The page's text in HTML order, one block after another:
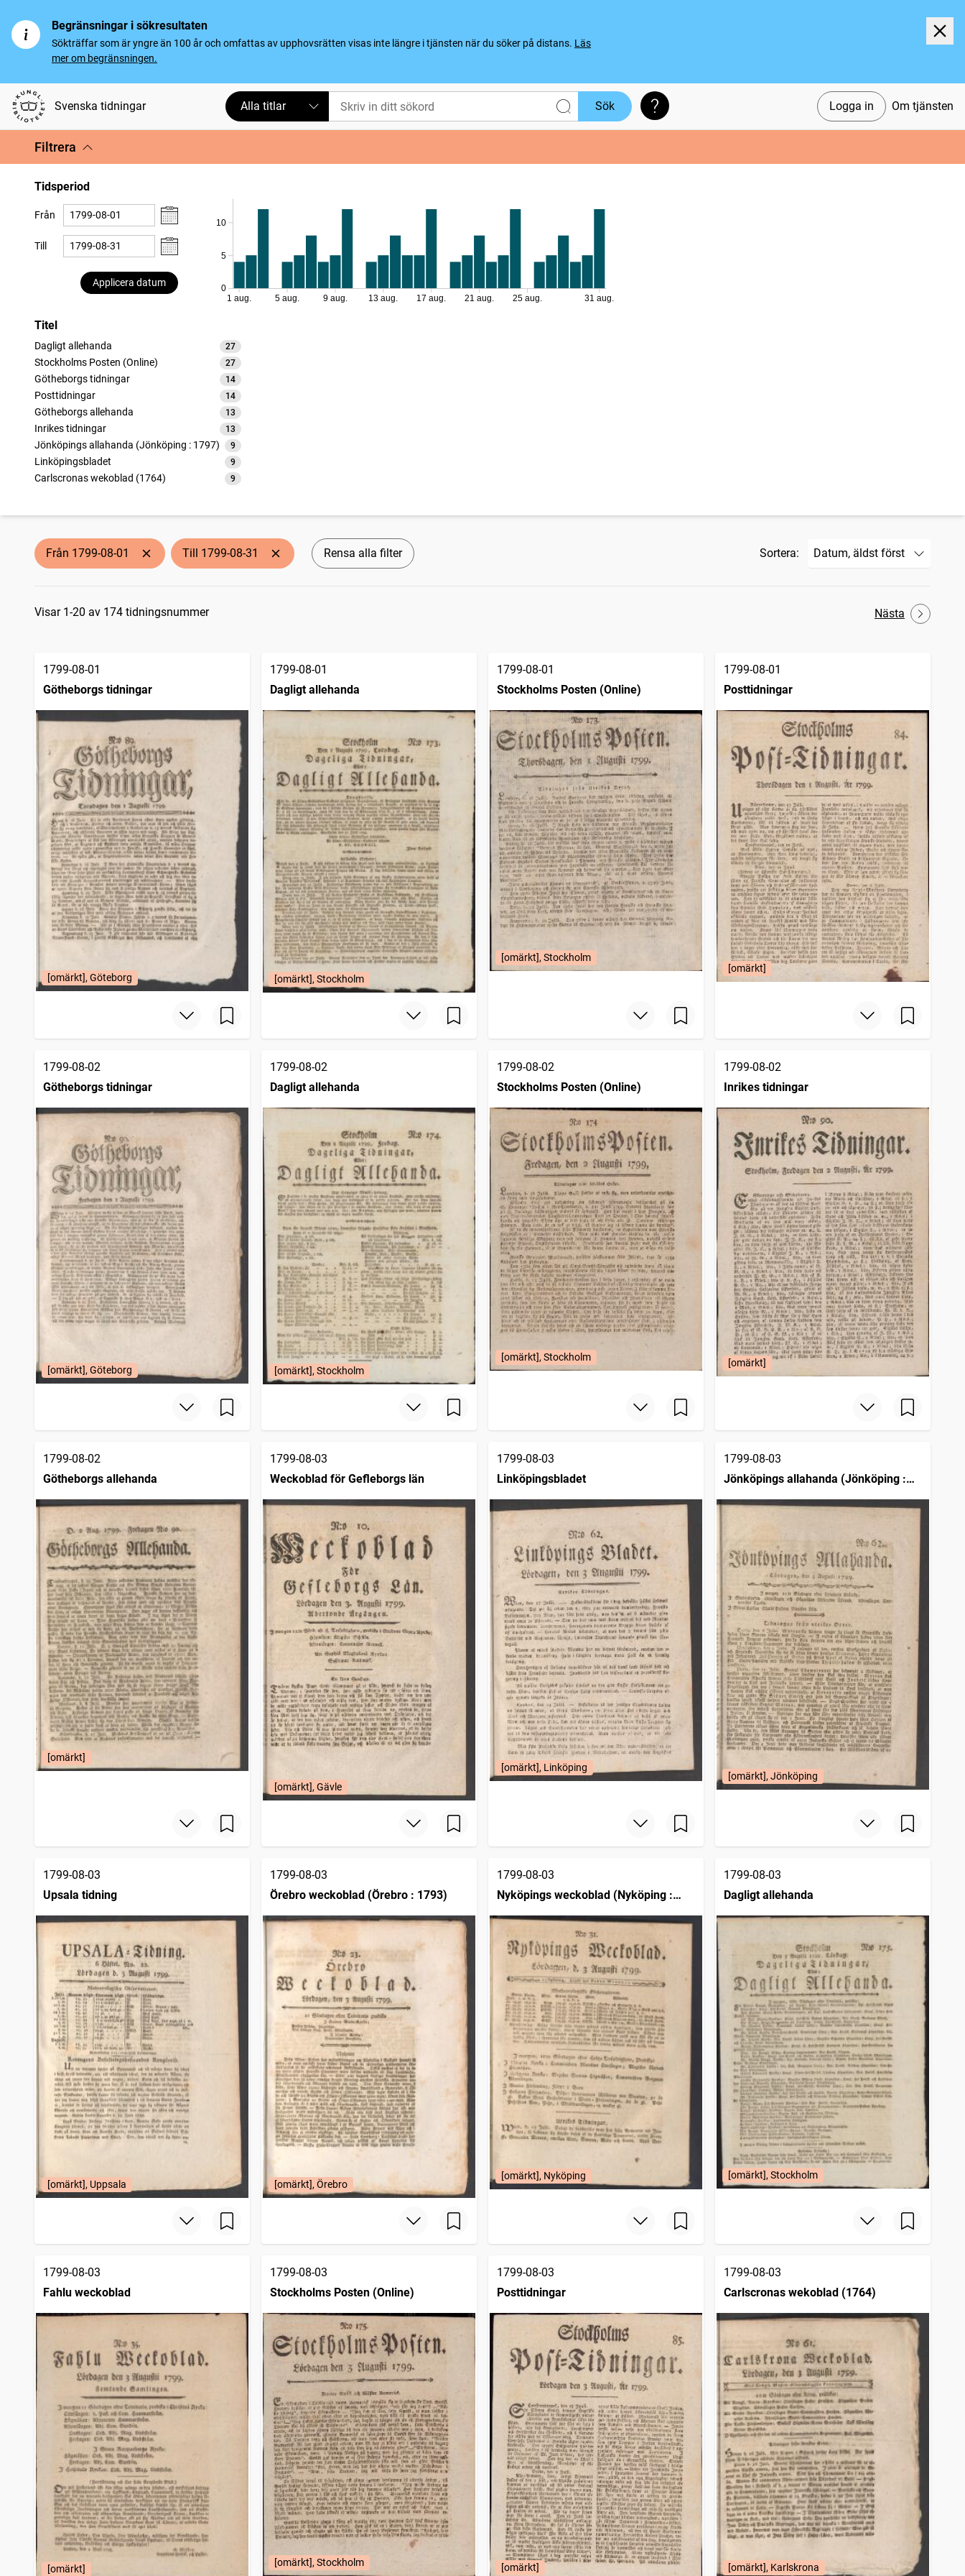
Begränsningar i sökresultaten
Sökträffar som är yngre än 100 år och omfattas av upphovsrätten visas inte längre i tjänsten när du söker på distans. Läs
mer om begränsningen.
Svenska tidningar Logga in Om tjänsten
Alla titlar Sök Söktips
Filtrera
Tidsperiod
Från
Till
Applicera datum
0
5
10
1 aug. 5 aug. 9 aug. 13 aug. 17 aug. 21 aug. 25 aug. 31 aug.
Titel
Dagligt allehanda 27
träffar
Stockholms Posten (Online)
27
träffar
Götheborgs tidningar
14
träffar
Posttidningar
14
träffar
Götheborgs allehanda
13
träffar
Inrikes tidningar
13
träffar
Jönköpings allahanda (Jönköping : 1797)
9
träffar
Linköpingsbladet
9
träffar
Carlscronas wekoblad (1764)
9
träffar
träffar
Weckoblad för Gefleborgs län
träffar
Örebro weckoblad (Örebro : 1793)
träffar
Åbo tidningar
träffar
Från 1799-08-01 Till 1799-08-31 Rensa alla filter Sortera:
Sökresultat
Visar 1-20 av 174 tidningsnummer Nästa
1799-08-01
Götheborgs tidningar
[omärkt], Göteborg
1799-08-01
Dagligt allehanda
[omärkt], Stockholm
1799-08-01
Stockholms Posten (Online)
[omärkt], Stockholm
1799-08-01
Posttidningar
[omärkt]
1799-08-02
Götheborgs tidningar
[omärkt], Göteborg
1799-08-02
Dagligt allehanda
[omärkt], Stockholm
1799-08-02
Stockholms Posten (Online)
[omärkt], Stockholm
1799-08-02
Inrikes tidningar
[omärkt]
1799-08-02
Götheborgs allehanda
[omärkt]
1799-08-03
Weckoblad för Gefleborgs län
[omärkt], Gävle
1799-08-03
Linköpingsbladet
[omärkt], Linköping
1799-08-03
Jönköpings allahanda (Jönköping :
1797)
[omärkt], Jönköping
1799-08-03
Upsala tidning
[omärkt], Uppsala
1799-08-03
Örebro weckoblad (Örebro : 1793)
[omärkt], Örebro
1799-08-03
Nyköpings weckoblad (Nyköping :
1786)
[omärkt], Nyköping
1799-08-03
Dagligt allehanda
[omärkt], Stockholm
1799-08-03
Fahlu weckoblad
[omärkt]
1799-08-03
Stockholms Posten (Online)
[omärkt], Stockholm
1799-08-03
Posttidningar
[omärkt]
1799-08-03
Carlscronas wekoblad (1764)
[omärkt], Karlskrona